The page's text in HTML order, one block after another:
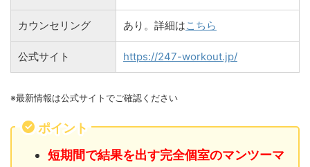
カウンセリング あり。詳細はこちら
公式サイト https://247-workout.jp/
※最新情報は公式サイトでご確認ください
ポイント
短期間で結果を出す完全個室のマンツーマ